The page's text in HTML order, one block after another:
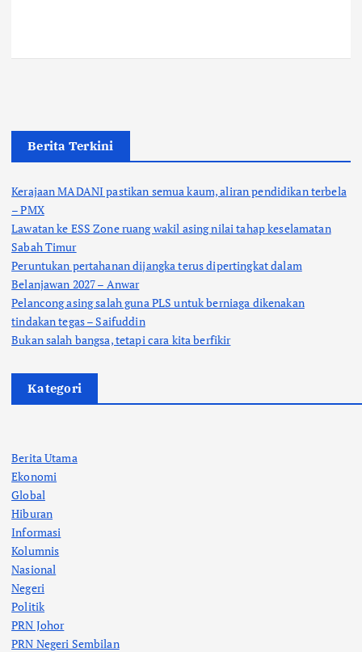
Berita Terkini
Kerajaan MADANI pastikan semua kaum, aliran pendidikan terbela
– PMX
Lawatan ke ESS Zone ruang wakil asing nilai tahap keselamatan
Sabah Timur
Peruntukan pertahanan dijangka terus dipertingkat dalam
Belanjawan 2027 – Anwar
Pelancong asing salah guna PLS untuk berniaga dikenakan
tindakan tegas – Saifuddin
Bukan salah bangsa, tetapi cara kita berfikir
Kategori
Berita Utama
Ekonomi
Global
Hiburan
Informasi
Kolumnis
Nasional
Negeri
Politik
PRN Johor
PRN Negeri Sembilan